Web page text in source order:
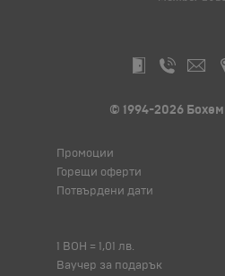
© 1994-2026
Промоции
Горещи оферти
Потвърдени дати
1 BOH = 1,01 лв.
Ваучер за подарък